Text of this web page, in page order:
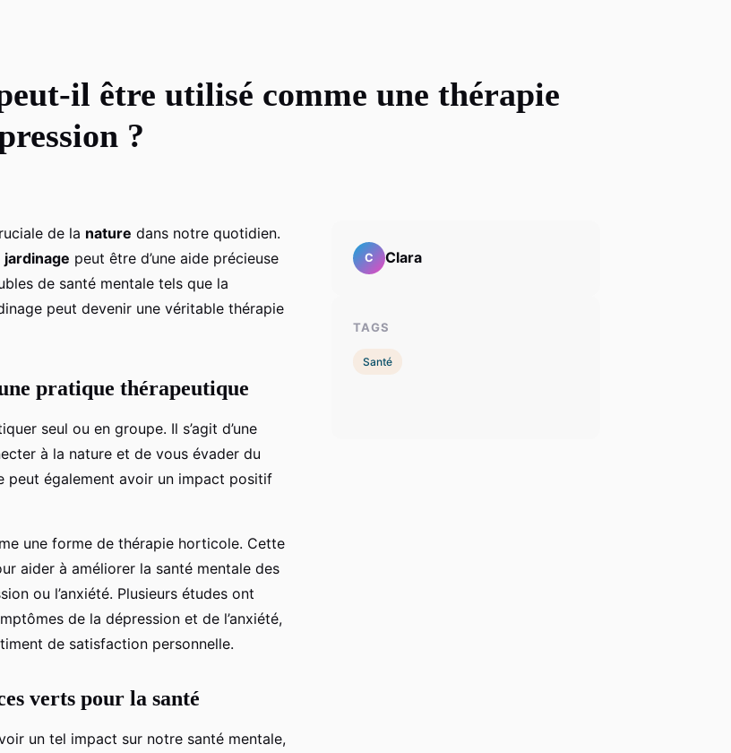
il être utilisé comme une thérapie
?
de la nature dans notre quotidien.
jardinage peut être d’une aide précieuse
de santé mentale tels que la
peut devenir une véritable thérapie
pratique thérapeutique
seul ou en groupe. Il s’agit d’une
à la nature et de vous évader du
peut également avoir un impact positif
une forme de thérapie horticole. Cette
aider à améliorer la santé mentale des
ou l’anxiété. Plusieurs études ont
de la dépression et de l’anxiété,
de satisfaction personnelle.
verts pour la santé
un tel impact sur notre santé mentale,
C Clara
TAGS
Santé